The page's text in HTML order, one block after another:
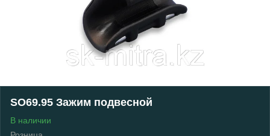
SO69.95 Зажим подвесной
В наличии